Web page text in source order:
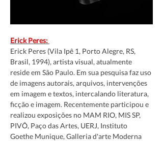
Erick Peres:
Erick Peres (Vila Ipê 1, Porto Alegre, RS,
Brasil, 1994), artista visual, atualmente
reside em São Paulo. Em sua pesquisa faz uso
de imagens autorais, arquivos, intervenções
em imagem e textos, intercalando literatura,
ficção e imagem. Recentemente participou e
realizou exposições no MAM RIO, MIS SP,
PIVÔ, Paço das Artes, UERJ, Instituto
Goethe Munique, Galleria d'arte Moderna